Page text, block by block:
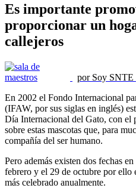
Es importante
proporcionar un
callejeros
por Soy SNTE
En 2002 el Fondo Internacional
(IFAW, por sus siglas en inglés)
Día Internacional del Gato, con el
sobre estas mascotas que, para
compañía del ser humano.
Pero además existen dos fechas
febrero y el 29 de octubre por ello
más celebrado anualmente.